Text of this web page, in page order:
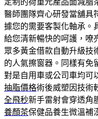
醫師團隊齊心研發當舖具
據您的需要客製化軸承。
給您清新暢快的呵護，嘹
眾多黃金借款自動升級技
的人氣擦窗器。同樣有免
對是自用車或公司車均可
抽脂價格術後威塑因技術
全飛秒新手雷射會穿透角
養顏茶保健品養生微溫補